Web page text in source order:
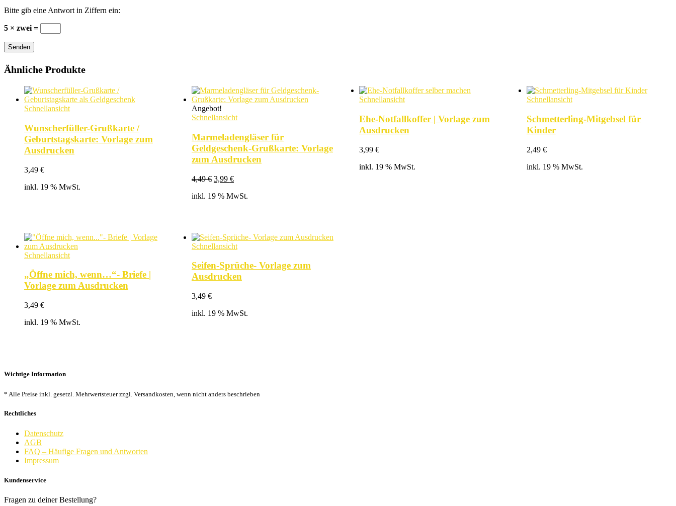
Bitte gib eine Antwort in Ziffern ein:
5 × zwei =
Senden
Ähnliche Produkte
Schnellansicht
Wunscherfüller-Grußkarte /
Geburtstagskarte: Vorlage zum
Ausdrucken
3,49 €
inkl. 19 % MwSt.
Angebot!
Schnellansicht
Marmeladengläser für
Geldgeschenk-Grußkarte: Vorlage
zum Ausdrucken
4,49€ Ursprünglicher
war:
3,99 €Aktueller
ist:
inkl. 19 % MwSt.
Schnellansicht
Ehe-Notfallkoffer | Vorlage zum
Ausdrucken
3,99 €
inkl. 19 % MwSt.
Schnellansicht
Schmetterling-Mitgebsel für
Kinder
2,49 €
inkl. 19 % MwSt.
Schnellansicht
„Öffne mich, wenn…“- Briefe |
Vorlage zum Ausdrucken
3,49 €
inkl. 19 % MwSt.
Schnellansicht
Seifen-Sprüche- Vorlage zum
Ausdrucken
3,49 €
inkl. 19 % MwSt.
Wichtige Information
* Alle Preise inkl. gesetzl. Mehrwertsteuer zzgl. Versandkosten, wenn nicht anders beschrieben
Rechtliches
Datenschutz
AGB
FAQ – Häufige Fragen und Antworten
Impressum
Kundenservice
Fragen zu deiner Bestellung?